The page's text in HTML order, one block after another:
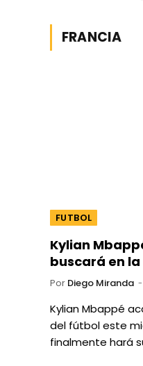
FRANCIA
FUTBOL
Kylian
buscará en
Por Diego Miranda
Kylian Mbappé
del fútbol este
finalmente hará